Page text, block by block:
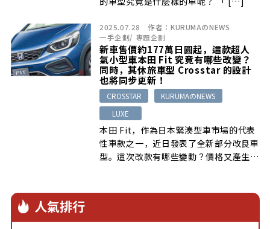
2025.07.28 作者： KURUMAのNEWS
一手企劃/ 專題企劃
新車售價約177萬日圓起，這款超人
氣小型車本田 Fit 究竟有哪些改變？
同時，其休旅車型 Crosstar 的設計
也將同步更新！
CROSSTAR
KURUMAのNEWS
LUXE
本田 Fit，作為日本緊湊型車市場的代表
性車款之一，近日發表了全新部分改良車
型。這次改款有哪些變動？價格又產生
人氣排行